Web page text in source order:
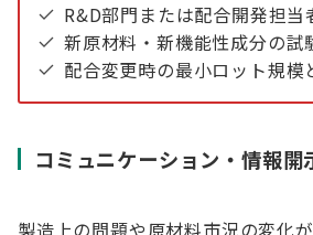
R&D部門または配合開発担当
新原材料・新機能性成分の試
配合変更時の最小ロット規模
コミュニケーション・情報開
製造上の問題や原材料市況の変化